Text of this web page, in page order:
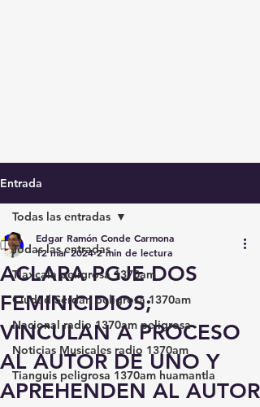
Entrada
Todas las entradas
Tlaxcala peligrosa 1370am
Ciudad Serdán peligrosa 1370am
Nacional radio 1370am peligrosa
Noticias Musicales radio 1370am
Tianguis peligrosa 1370am huamantla
Todas las entradas
ACLARA PGJE DOS
FEMINICIDIOS;
VINCULAN A PROCESO
AL AUTOR DE UNO Y
APREHENDEN AL AUTOR
Edgar Ramón Conde Carmona
12 mar 2024 2 min de lectura